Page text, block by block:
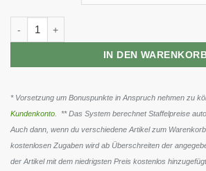
IN DEN
* Vorsetzung um Bonuspunkte in Anspruch nehmen zu
Kundenkonto . ** Das System berechnet Staffelpreise
Auch dann, wenn du verschiedene Artikel zum
kostenlosen Zugaben wird ab Überschreiten der
der Artikel mit dem niedrigsten Preis kostenlos